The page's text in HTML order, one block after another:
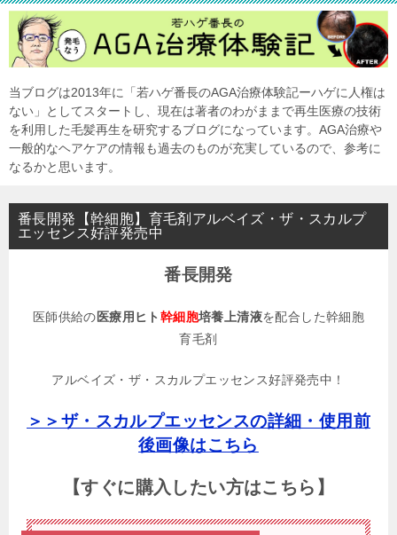
当ブログは2013年に「若ハゲ番長のAGA治療体験記ーハゲに人権は
ない」としてスタートし、現在は著者のわがままで再生医療の技術
を利用した毛髪再生を研究するブログになっています。AGA治療や
一般的なヘアケアの情報も過去のものが充実しているので、参考に
なるかと思います。
番長開発【幹細胞】育毛剤アルベイズ・ザ・スカルプ
エッセンス好評発売中
番長開発
医師供給の医療用ヒト 幹細胞培養上清液を配合した幹細胞
育毛剤
アルベイズ・ザ・スカルプエッセンス好評発売中！
＞＞ザ・スカルプエッセンスの詳細・使用前
後画像はこちら
【すぐに購入したい方はこちら】